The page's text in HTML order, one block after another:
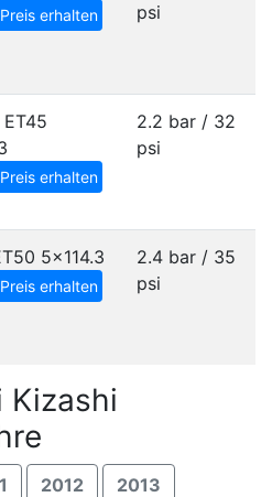
erhalten
psi
erhalten
2.2 bar / 32
psi
5x114.3
erhalten
2.4 bar / 35
psi
Kizashi
2012 2013